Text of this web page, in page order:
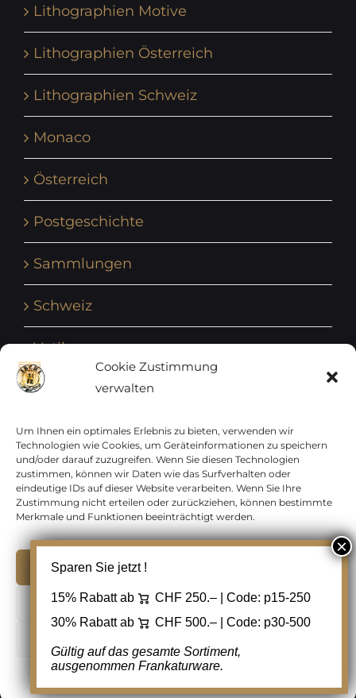
Cookie Zustimmung
verwalten
Um Ihnen ein optimales Erlebnis zu bieten, verwenden wir
Technologien wie Cookies, um Geräteinformationen zu speichern
und/oder darauf zuzugreifen. Wenn Sie diesen Technologien
zustimmen, können wir Daten wie das Surfverhalten oder
eindeutige IDs auf dieser Website verarbeiten. Wenn Sie Ihre
Zustimmung nicht erteilen oder zurückziehen, können bestimmte
Merkmale und Funktionen beeinträchtigt werden.
Ablehnen
Lithographien Motive
Lithographien Österreich
Lithographien Schweiz
Monaco
Österreich
Postgeschichte
Sammlungen
Schweiz
Vatikan
Vereinte Nationen
Vorphilatelie
Zensurbelege Österreich
Zensurbelege Schweiz
Copyright 2012 - 2024 URAY GmbH | All Rights
Reserved |
PCI Data Security Standards |
Facebook
Sparen Sie jetzt !
15% Rabatt ab CHF 250.– | Code: p15-250
30% Rabatt ab
CHF 500.– | Code: p30-500
Gültig auf das gesamte Sortiment,
ausgenommen Frankaturware.